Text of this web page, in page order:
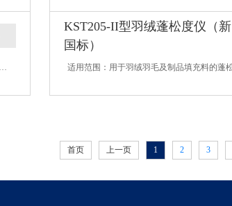
KST205-II型羽绒蓬松度仪（新
国标）
首页 上一页 1 2 3